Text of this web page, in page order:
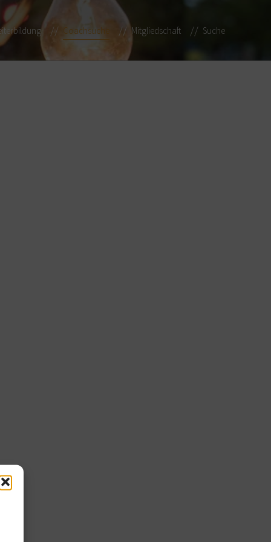
Coachsuche Mitgliedschaft Suche